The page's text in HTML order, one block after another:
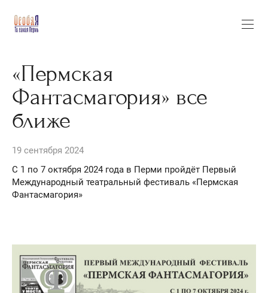
«Пермская
Фантасмагория» все
ближе
19 сентября 2024
С 1 по 7 октября 2024 года в Перми пройдёт Первый
Международный театральный фестиваль «Пермская
Фантасмагория»